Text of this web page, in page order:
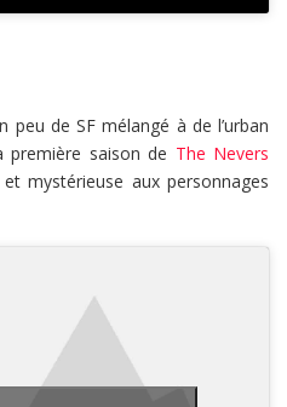
peu de SF mélangé à de l’urban
première saison de The Nevers
mystérieuse aux personnages